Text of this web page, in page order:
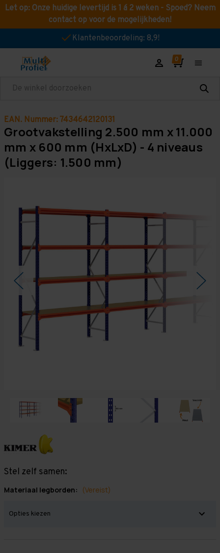
Let op: Onze huidige levertijd is 1 á 2 weken - Spoed? Neem
contact op voor de mogelijkheden!
Klantenbeoordeling: 8,9!
Zoeken
EAN. Nummer: 7434642120131
Grootvakstelling 2.500 mm x 11.000
mm x 600 mm (HxLxD) - 4 niveaus
(Liggers: 1.500 mm)
Stel zelf samen:
Materiaal legborden: (Vereist)